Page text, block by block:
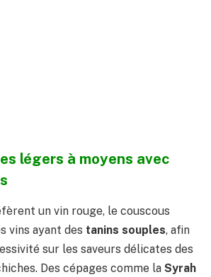
légers à moyens avec
un vin rouge, le couscous
vins ayant des tanins souples, afin
sur les saveurs délicates des
Des cépages comme la Syrah